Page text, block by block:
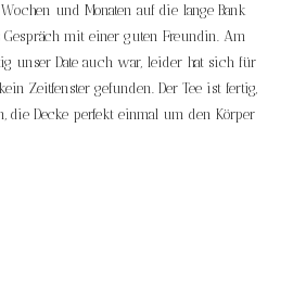
und Monaten auf die lange Bank
Gespräch mit einer guten Freundin. Am
unser Date auch war, leider hat sich für
Zeitfenster gefunden. Der Tee ist fertig,
die Decke perfekt einmal um den Körper